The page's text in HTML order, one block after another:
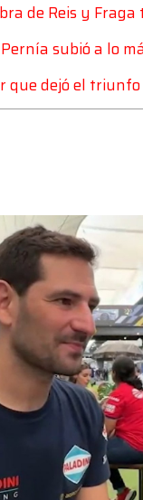
de Reis y
subió a lo
que dejó el